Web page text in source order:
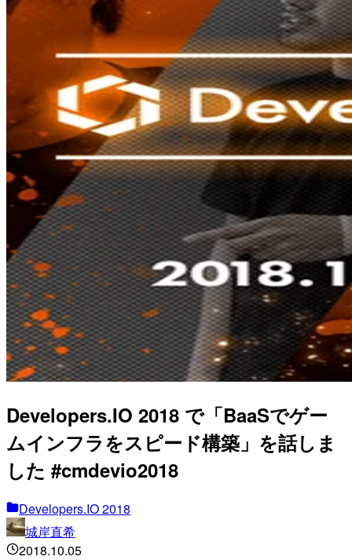
Developers.IO 2018 で「BaaSでゲー
ムインフラをスピード構築」を話しま
した #cmdevio2018
Developers.IO 2018
城岸直希
2018.10.05